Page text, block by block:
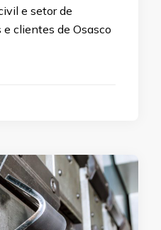
e setor de
clientes de Osasco